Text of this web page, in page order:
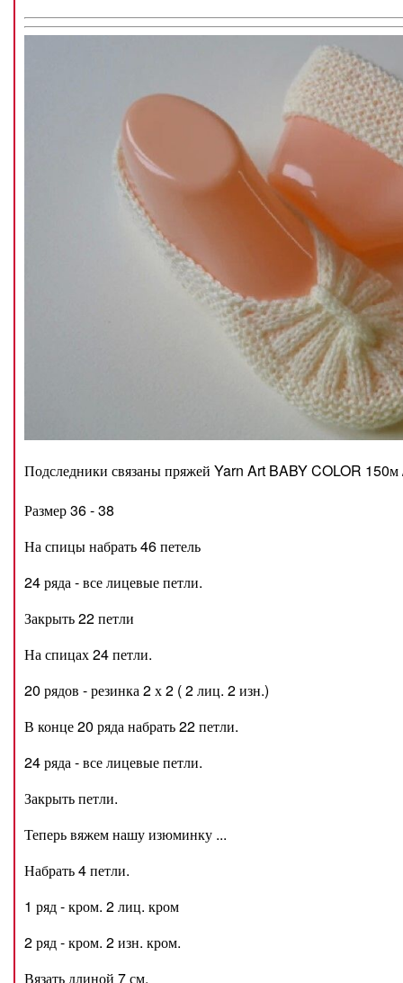
Подследники связаны пряжей Yarn Art BABY COLOR
Размер 36 - 38
На спицы набрать 46 петель
24 ряда - все лицевые петли.
Закрыть 22 петли
На спицах 24 петли.
20 рядов - резинка 2 х 2 ( 2 лиц. 2 изн.)
В конце 20 ряда набрать 22 петли.
24 ряда - все лицевые петли.
Закрыть петли.
Теперь вяжем нашу изюминку ...
Набрать 4 петли.
1 ряд - кром. 2 лиц. кром
2 ряд - кром. 2 изн. кром.
Вязать длиной 7 см.